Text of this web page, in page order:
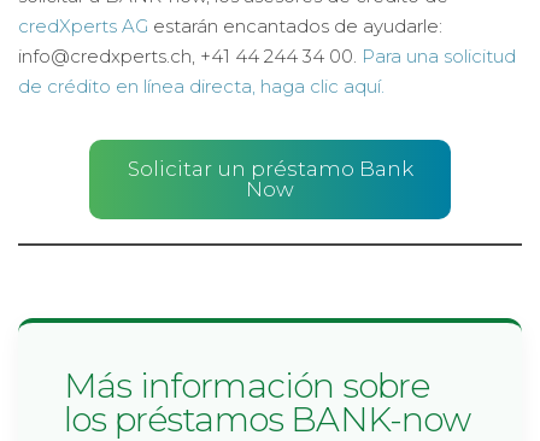
credXperts AG estarán encantados de ayudarle:
info@credxperts.ch, +41 44 244 34 00. Para una solicitud
de crédito en línea directa, haga clic aquí.
Solicitar un préstamo Bank
Now
Más información sobre
los préstamos BANK-now